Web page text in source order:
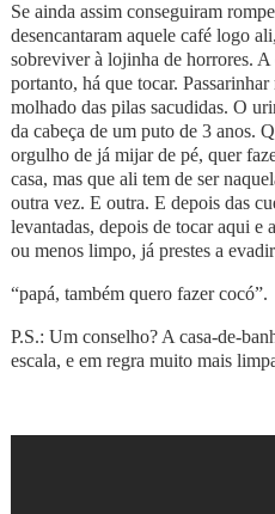
Se ainda assim conseguiram
desencantaram aquele café logo
sobreviver à lojinha de horrores.
portanto, há que tocar.
molhado das pilas sacudidas. O
da cabeça de um puto de 3 anos.
orgulho de já mijar de pé, quer
casa, mas que ali tem de ser
outra vez. E outra. E depois das
levantadas, depois de tocar aqui
ou menos limpo, já prestes a
“papá, também quero fazer cocó”.
P.S.: Um conselho? A casa-de-
escala, e em regra muito mais